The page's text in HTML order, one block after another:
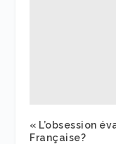
« L’obsession
Française?